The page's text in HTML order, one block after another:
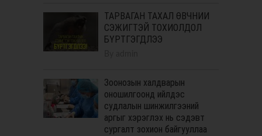
ТАРВАГАН ТАХАЛ ӨВЧНИЙ
СЭЖИГТЭЙ ТОХИОЛДОЛ
БҮРТГЭГДЛЭЭ
Зоонозын халдварын
оношилгоонд ийлдэс
судлалын шинжилгээний
аргыг хэрэглэх нь сэдэвт
сургалт зохион байгууллаа